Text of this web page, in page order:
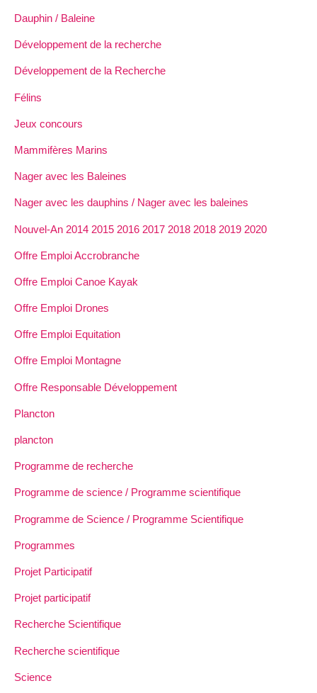
Dauphin / Baleine
Développement de la recherche
Développement de la Recherche
Félins
Jeux concours
Mammifères Marins
Nager avec les Baleines
Nager avec les dauphins / Nager avec les baleines
Nouvel-An 2014 2015 2016 2017 2018 2018 2019 2020
Offre Emploi Accrobranche
Offre Emploi Canoe Kayak
Offre Emploi Drones
Offre Emploi Equitation
Offre Emploi Montagne
Offre Responsable Développement
Plancton
plancton
Programme de recherche
Programme de science / Programme scientifique
Programme de Science / Programme Scientifique
Programmes
Projet Participatif
Projet participatif
Recherche Scientifique
Recherche scientifique
Science